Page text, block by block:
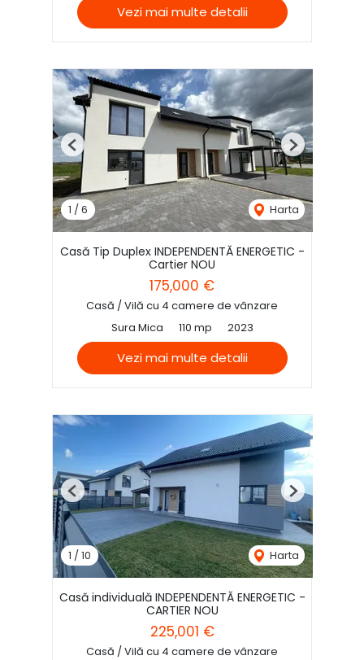
Vezi mai multe detalii
1 / 6 Harta
Previous Next
Casă Tip Duplex INDEPENDENTĂ ENERGETIC -
Cartier NOU
175,000 €
Casă / Vilă cu 4 camere de vânzare
Sura Mica
110 mp 2023
Vezi mai multe detalii
1 / 10 Harta
Previous Next
Casă individuală INDEPENDENTĂ ENERGETIC -
CARTIER NOU
225,001 €
Casă / Vilă cu 4 camere de vânzare